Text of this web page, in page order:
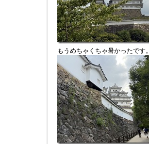
もうめちゃくちゃ暑かったです。